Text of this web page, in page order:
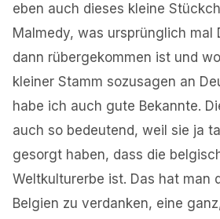
eben auch dieses kleine
Malmedy, was ursprünglich mal
dann rübergekommen ist und
kleiner Stamm sozusagen an
habe ich auch gute Bekannte.
auch so bedeutend, weil sie ja
gesorgt haben, dass die
Weltkulturerbe ist. Das hat man
Belgien zu verdanken, eine